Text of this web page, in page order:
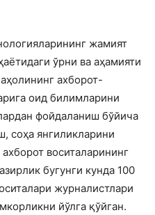
жамият
ўрни ва аҳамияти
ахборот-
оид билимларини
фойдаланиш бўйича
соҳа янгиликларини
воситаларининг
бугунги кунда 100
журналистлари
йўлга қўйган.